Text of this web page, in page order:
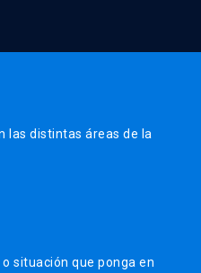
las distintas áreas de la
situación que ponga en